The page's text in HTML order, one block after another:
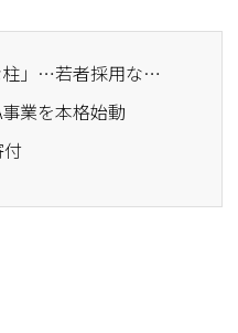
· 中堅企業との面会で労働大臣「地域経済・雇用の重要な柱」…若者採用などを議論
業を本格始動